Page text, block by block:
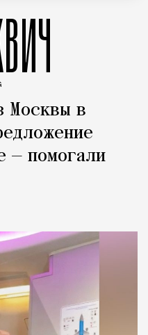
Москвы в
— помогали